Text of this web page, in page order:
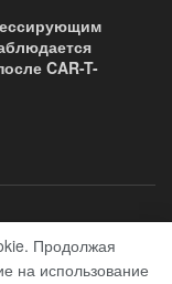
CAR-T-
G35»
сайт все о рассеяном
Продолжая
на использование